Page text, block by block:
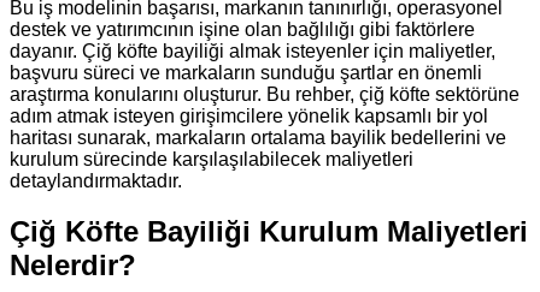
Bu iş modelinin başarısı, markanın tanınırlığı, operasyonel
destek ve yatırımcının işine olan bağlılığı gibi faktörlere
dayanır. Çiğ köfte bayiliği almak isteyenler için maliyetler,
başvuru süreci ve markaların sunduğu şartlar en önemli
araştırma konularını oluşturur. Bu rehber, çiğ köfte sektörüne
adım atmak isteyen girişimcilere yönelik kapsamlı bir yol
haritası sunarak, markaların ortalama bayilik bedellerini ve
kurulum sürecinde karşılaşılabilecek maliyetleri
detaylandırmaktadır.
Çiğ Köfte Bayiliği Kurulum Maliyetleri
Nelerdir?